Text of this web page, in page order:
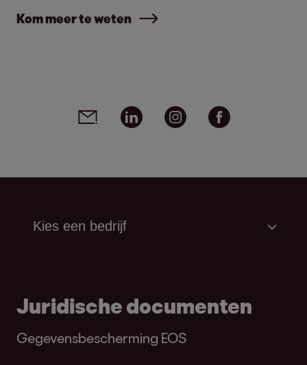
Kom meer te weten
Social media links - share article
Email Linkedin Instagram
Juridische documenten
Gegevensbescherming EOS